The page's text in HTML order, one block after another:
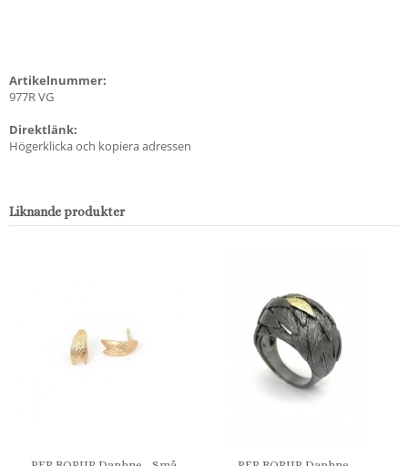
Artikelnummer:
977R VG
Direktlänk:
Högerklicka och kopiera adressen
Liknande produkter